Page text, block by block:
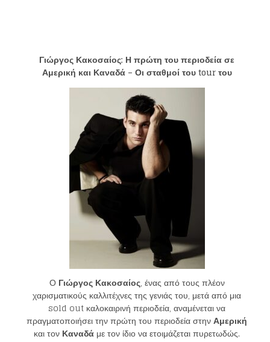
Γιώργος Κακοσαίος: Η πρώτη του περιοδεία σε
Αμερική και Καναδά – Οι σταθμοί τουtourτου
Ο Γιώργος Κακοσαίος, ένας από τους πλέον
χαρισματικούς καλλιτέχνες της γενιάς του, μετά από μια
sold out καλοκαιρινή περιοδεία, αναμένεται να
πραγματοποιήσει την πρώτη του περιοδεία στηνΑμερική
και τον Καναδά με τον ίδιο να ετοιμάζεται πυρετωδώς.